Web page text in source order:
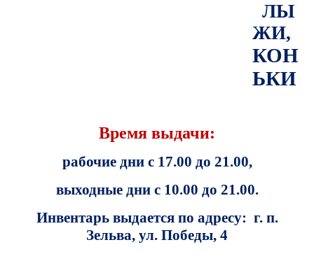
ЛЫ
ЖИ,
КОН
ЬКИ
Время выдачи:
рабочие дни с 17.00 до 21.00,
выходные дни с 10.00 до 21.00.
Инвентарь выдается по адресу: г. п.
Зельва, ул. Победы, 4